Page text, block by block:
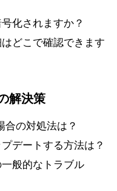
化されますか？
どこで確認できます
解決策
合の対処法は？
デートする方法は？
般的なトラブル